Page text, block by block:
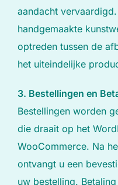
aandacht
handgemaakte
optreden tussen de
het uiteindelijke
3. Bestellingen en
Bestellingen worden
die draait op het
WooCommerce. Na
ontvangt u een
uw bestelling.